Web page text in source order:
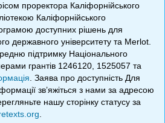
проректора Каліфорнійського
Каліфорнійського
доступних рішень для
державного університету та Merlot.
підтримку Національного
грантів 1246120, 1525057 та
. Заява про доступність Для
зв’яжіться з нами за адресою
нашу сторінку статусу за